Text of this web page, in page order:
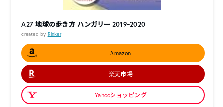
A27 地球の歩き方 ハンガリー 2019~2020
created by Rinker
Amazon
楽天市場
Yahooショッピング